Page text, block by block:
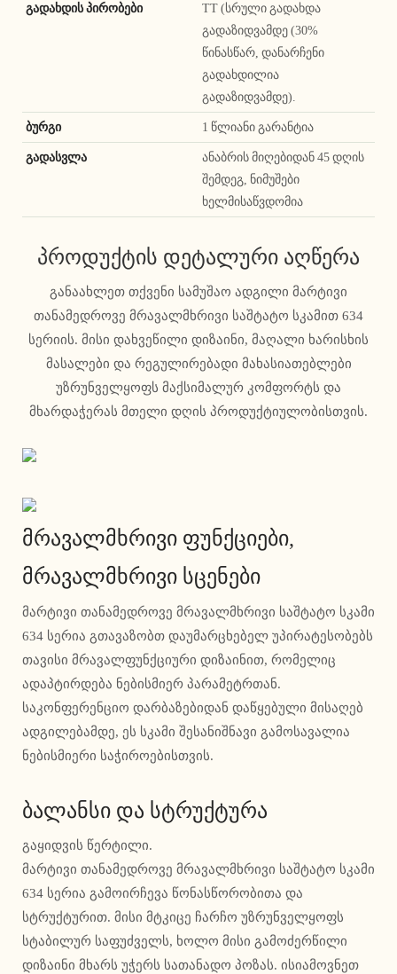
გადახდის პირობები
TT (სრული გადახდა
გადაზიდვამდე (30%
წინასწარ, დანარჩენი
გადახდილია
გადაზიდვამდე).
ბურგი 1 წლიანი გარანტია
გადასვლა
ანაბრის მიღებიდან 45 დღის
შემდეგ, ნიმუშები
ხელმისაწვდომია
პროდუქტის დეტალური აღწერა
განაახლეთ თქვენი სამუშაო ადგილი მარტივი
თანამედროვე მრავალმხრივი საშტატო სკამით 634
სერიის. მისი დახვეწილი დიზაინი, მაღალი ხარისხის
მასალები და რეგულირებადი მახასიათებლები
უზრუნველყოფს მაქსიმალურ კომფორტს და
მხარდაჭერას მთელი დღის პროდუქტიულობისთვის.
მრავალმხრივი ფუნქციები,
მრავალმხრივი სცენები
მარტივი თანამედროვე მრავალმხრივი საშტატო სკამი
634 სერია გთავაზობთ დაუმარცხებელ უპირატესობებს
თავისი მრავალფუნქციური დიზაინით, რომელიც
ადაპტირდება ნებისმიერ პარამეტრთან.
საკონფერენციო დარბაზებიდან დაწყებული მისაღებ
ადგილებამდე, ეს სკამი შესანიშნავი გამოსავალია
ნებისმიერი საჭიროებისთვის.
ბალანსი და სტრუქტურა
გაყიდვის წერტილი.
მარტივი თანამედროვე მრავალმხრივი საშტატო სკამი
634 სერია გამოირჩევა წონასწორობითა და
სტრუქტურით. მისი მტკიცე ჩარჩო უზრუნველყოფს
სტაბილურ საფუძველს, ხოლო მისი გამოძერწილი
დიზაინი მხარს უჭერს სათანადო პოზას. ისიამოვნეთ